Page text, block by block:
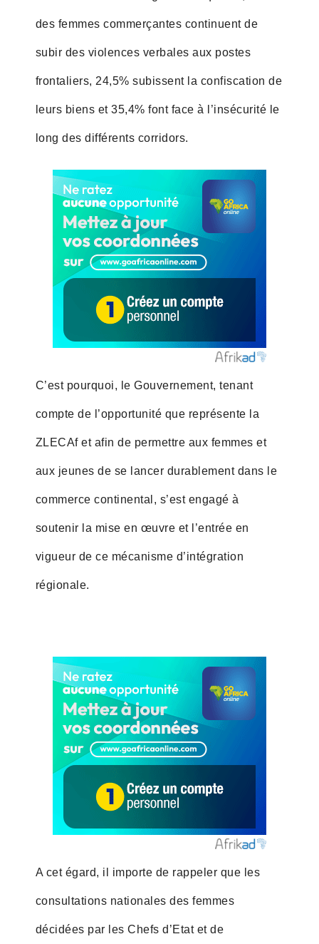
des femmes commerçantes continuent de
subir des violences verbales aux postes
frontaliers, 24,5% subissent la confiscation de
leurs biens et 35,4% font face à l’insécurité le
long des différents corridors.
C’est pourquoi, le Gouvernement, tenant
compte de l’opportunité que représente la
ZLECAf et afin de permettre aux femmes et
aux jeunes de se lancer durablement dans le
commerce continental, s’est engagé à
soutenir la mise en œuvre et l’entrée en
vigueur de ce mécanisme d’intégration
régionale.
A cet égard, il importe de rappeler que les
consultations nationales des femmes
décidées par les Chefs d’Etat et de